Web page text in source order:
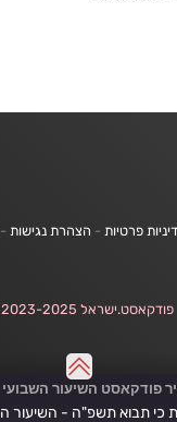
פודקאסט השיעור השבועי
פרטיות - הצהרת נגישות -
פודקאסט.ישראל 2023-2025 ©